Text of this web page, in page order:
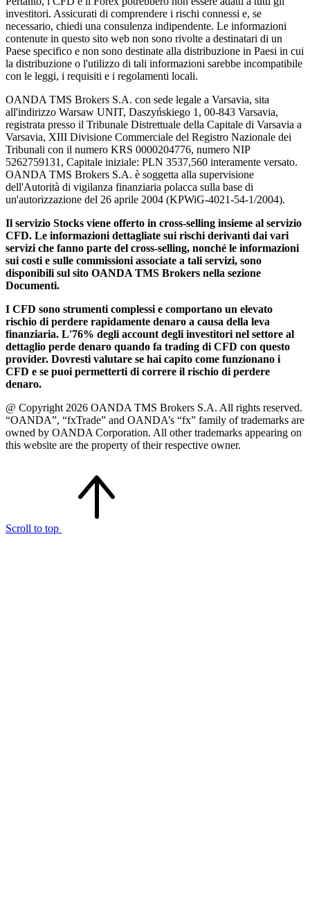
investitori. Assicurati di comprendere i rischi connessi e, se
necessario, chiedi una consulenza indipendente. Le informazioni
contenute in questo sito web non sono rivolte a destinatari di un
Paese specifico e non sono destinate alla distribuzione in Paesi in cui
la distribuzione o l'utilizzo di tali informazioni sarebbe incompatibile
con le leggi, i requisiti e i regolamenti locali.
OANDA TMS Brokers S.A. con sede legale a Varsavia, sita
all'indirizzo Warsaw UNIT, Daszyńskiego 1, 00-843 Varsavia,
registrata presso il Tribunale Distrettuale della Capitale di Varsavia a
Varsavia, XIII Divisione Commerciale del Registro Nazionale dei
Tribunali con il numero KRS 0000204776, numero NIP
5262759131, Capitale iniziale: PLN 3537,560 interamente versato.
OANDA TMS Brokers S.A. è soggetta alla supervisione
dell'Autorità di vigilanza finanziaria polacca sulla base di
un'autorizzazione del 26 aprile 2004 (KPWiG-4021-54-1/2004).
Il servizio Stocks viene offerto in cross-selling insieme al servizio
CFD. Le informazioni dettagliate sui rischi derivanti dai vari
servizi che fanno parte del cross-selling, nonché le informazioni
sui costi e sulle commissioni associate a tali servizi, sono
disponibili sul sito OANDA TMS Brokers nella sezione
Documenti.
I CFD sono strumenti complessi e comportano un elevato
rischio di perdere rapidamente denaro a causa della leva
finanziaria. L'76% degli account degli investitori nel settore al
dettaglio perde denaro quando fa trading di CFD con questo
provider. Dovresti valutare se hai capito come funzionano i
CFD e se puoi permetterti di correre il rischio di perdere
denaro.
@ Copyright 2026 OANDA TMS Brokers S.A. All rights reserved.
“OANDA”, “fxTrade” and OANDA’s “fx” family of trademarks are
owned by OANDA Corporation. All other trademarks appearing on
this website are the property of their respective owner.
Scroll to top